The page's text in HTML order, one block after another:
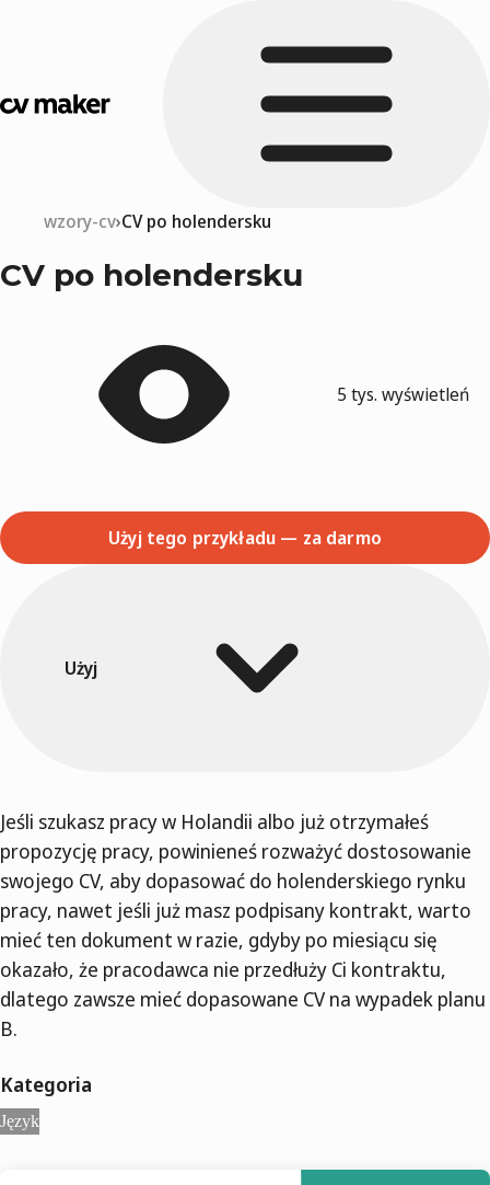
wzory-cv CV po holendersku
CV po holendersku
5 tys. wyświetleń
Użyj tego przykładu — za darmo
Użyj
Jeśli szukasz pracy w Holandii albo już otrzymałeś
propozycję pracy, powinieneś rozważyć dostosowanie
swojego CV, aby dopasować do holenderskiego rynku
pracy, nawet jeśli już masz podpisany kontrakt, warto
mieć ten dokument w razie, gdyby po miesiącu się
okazało, że pracodawca nie przedłuży Ci kontraktu,
dlatego zawsze mieć dopasowane CV na wypadek planu
B.
Kategoria
Język